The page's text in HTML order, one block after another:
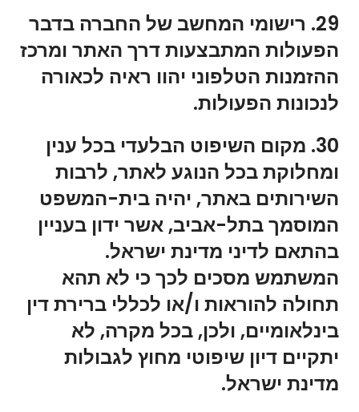
29. רישומי המחשב של החברה בדבר
הפעולות המתבצעות דרך האתר ומרכז
ההזמנות הטלפוני יהוו ראיה לכאורה
לנכונות הפעולות.
30. מקום השיפוט הבלעדי בכל ענין
ומחלוקת בכל הנוגע לאתר, לרבות
השירותים באתר, יהיה בית-המשפט
המוסמך בתל-אביב, אשר ידון בעניין
בהתאם לדיני מדינת ישראל.
המשתמש מסכים לכך כי לא תהא
תחולה להוראות ו/או לכללי ברירת דין
בינלאומיים, ולכן, בכל מקרה, לא
יתקיים דיון שיפוטי מחוץ לגבולות
מדינת ישראל.